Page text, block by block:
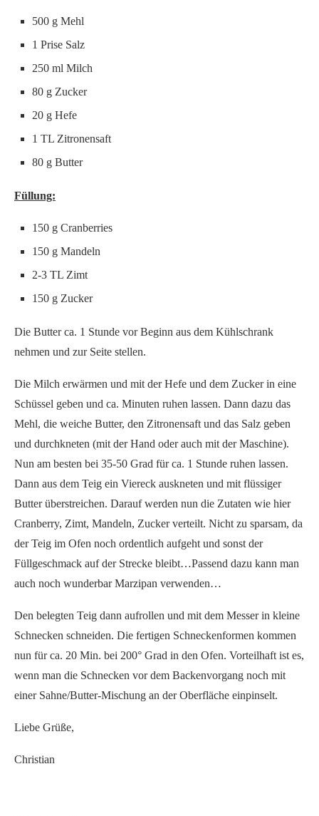
500 g Mehl
1 Prise Salz
250 ml Milch
80 g Zucker
20 g Hefe
1 TL Zitronensaft
80 g Butter
Füllung:
150 g Cranberries
150 g Mandeln
2-3 TL Zimt
150 g Zucker
Die Butter ca. 1 Stunde vor Beginn aus dem Kühlschrank
nehmen und zur Seite stellen.
Die Milch erwärmen und mit der Hefe und dem Zucker in eine
Schüssel geben und ca. Minuten ruhen lassen. Dann dazu das
Mehl, die weiche Butter, den Zitronensaft und das Salz geben
und durchkneten (mit der Hand oder auch mit der Maschine).
Nun am besten bei 35-50 Grad für ca. 1 Stunde ruhen lassen.
Dann aus dem Teig ein Viereck auskneten und mit flüssiger
Butter überstreichen. Darauf werden nun die Zutaten wie hier
Cranberry, Zimt, Mandeln, Zucker verteilt. Nicht zu sparsam, da
der Teig im Ofen noch ordentlich aufgeht und sonst der
Füllgeschmack auf der Strecke bleibt…Passend dazu kann man
auch noch wunderbar Marzipan verwenden…
Den belegten Teig dann aufrollen und mit dem Messer in kleine
Schnecken schneiden. Die fertigen Schneckenformen kommen
nun für ca. 20 Min. bei 200° Grad in den Ofen. Vorteilhaft ist es,
wenn man die Schnecken vor dem Backenvorgang noch mit
einer Sahne/Butter-Mischung an der Oberfläche einpinselt.
Liebe Grüße,
Christian